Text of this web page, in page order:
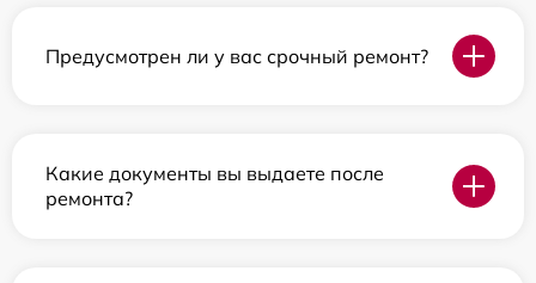
Предусмотрен ли у вас срочный ремонт?
Какие документы вы выдаете после
ремонта?